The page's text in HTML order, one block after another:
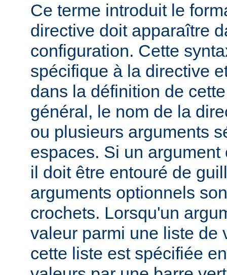
Ce terme introduit le
directive doit apparaître
configuration. Cette
spécifique à la directive
dans la définition de
général, le nom de la
ou plusieurs arguments
espaces. Si un
il doit être entouré de
arguments optionnels
crochets. Lorsqu'un
valeur parmi une liste de
cette liste est spécifiée